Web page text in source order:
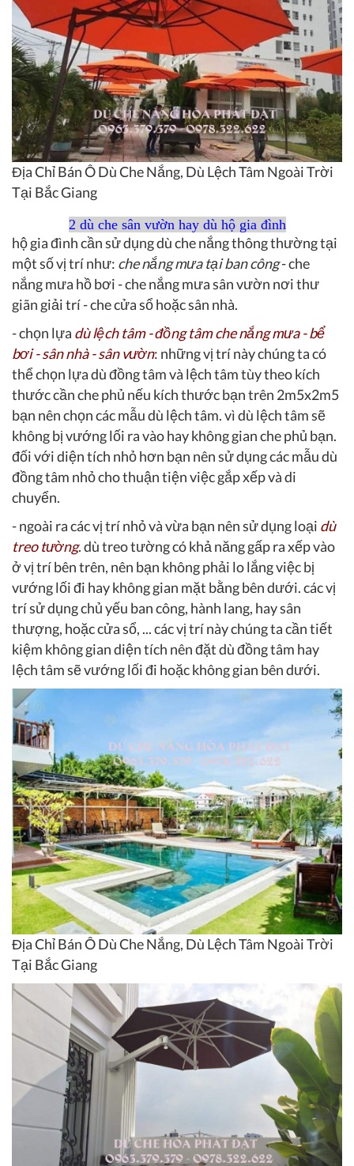
Địa Chỉ Bán Ô Dù Che Nắng, Dù Lệch Tâm Ngoài Trời
Tại Bắc Giang
2 dù che sân vườn hay dù hộ gia đình
hộ gia đình cần sử dụng dù che nắng thông thường tại
một số vị trí như: che nắng mưa tại ban công- che
nắng mưa hồ bơi - che nắng mưa sân vườn nơi thư
giãn giải trí - che cửa sổ hoặc sân nhà.
- chọn lựa dù lệch tâm - đồng tâm che nắng mưa - bể
bơi - sân nhà - sân vườn: những vị trí này chúng ta có
thể chọn lựa dù đồng tâm và lệch tâm tùy theo kích
thước cần che phủ nếu kích thước bạn trên 2m5x2m5
bạn nên chọn các mẫu dù lệch tâm. vì dù lệch tâm sẽ
không bị vướng lối ra vào hay không gian che phủ bạn.
đối với diện tích nhỏ hơn bạn nên sử dụng các mẫu dù
đồng tâm nhỏ cho thuận tiện việc gắp xếp và di
chuyển.
- ngoài ra các vị trí nhỏ và vừa bạn nên sử dụng loại dù
treo tường. dù treo tường có khả năng gấp ra xếp vào
ở vị trí bên trên, nên bạn không phải lo lắng việc bị
vướng lối đi hay không gian mặt bằng bên dưới. các vị
trí sử dụng chủ yếu ban công, hành lang, hay sân
thượng, hoặc cửa sổ, ... các vị trí này chúng ta cần tiết
kiệm không gian diện tích nên đặt dù đồng tâm hay
lệch tâm sẽ vướng lối đi hoặc không gian bên dưới.
Địa Chỉ Bán Ô Dù Che Nắng, Dù Lệch Tâm Ngoài Trời
Tại Bắc Giang